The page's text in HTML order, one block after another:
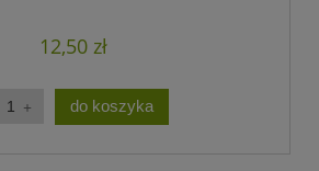
12,50 zł
do koszyka